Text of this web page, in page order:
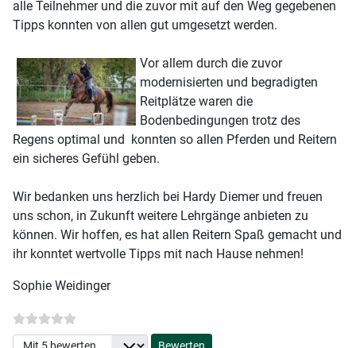
alle Teilnehmer und die zuvor mit auf den Weg gegebenen
Tipps konnten von allen gut umgesetzt werden.
Vor allem durch die zuvor
modernisierten und begradigten
Reitplätze waren die
Bodenbedingungen trotz des
Regens optimal und konnten so allen Pferden und Reitern
ein sicheres Gefühl geben.
Wir bedanken uns herzlich bei Hardy Diemer und freuen
uns schon, in Zukunft weitere Lehrgänge anbieten zu
können. Wir hoffen, es hat allen Reitern Spaß gemacht und
ihr konntet wertvolle Tipps mit nach Hause nehmen!
Sophie Weidinger
Bitte bewerten